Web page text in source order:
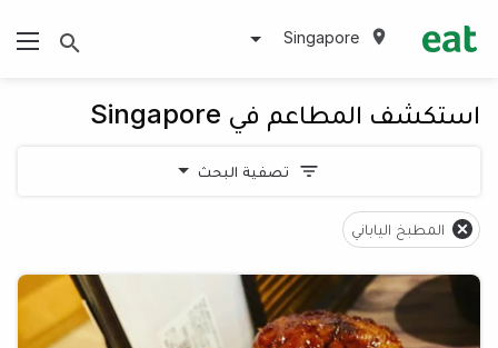
Singapore
استكشف المطاعم في Singapore
تصفية البحث
المطبخ الياباني